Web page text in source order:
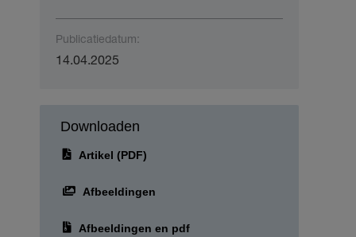
Publicatiedatum:
14.04.2025
Downloaden
Artikel (PDF)
Afbeeldingen
Afbeeldingen en pdf